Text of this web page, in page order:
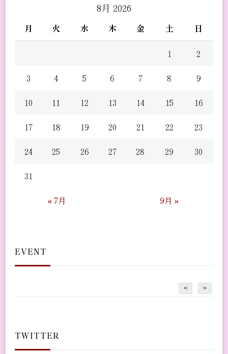
8月 2026
月 火 水 木 金 土 日
1
2
3
4 5 6 7 8
9
10
11 12 13 14 15
16
17
18 19 20 21 22
23
24
25 26 27 28 29
30
31
« 7月
9月 »
EVENT
< >
TWITTER